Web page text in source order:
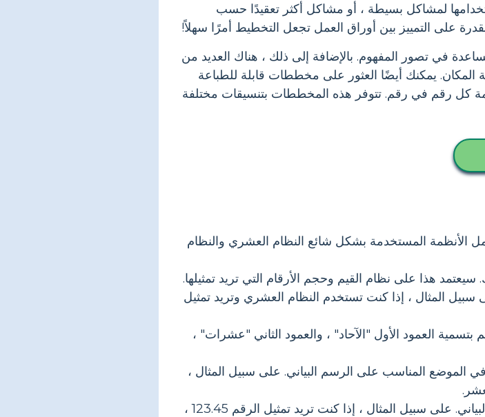
لمشاكل بسيطة ، أو مشاكل أكثر تعقيدًا حسب
على التمييز بين أوراق العمل تجعل التخطيط أمرًا سهلاً!
في تصور المفهوم. بالإضافة إلى ذلك ، هناك العديد من
المكان. يمكنك أيضًا العثور على مخططات قابلة للطباعة
كل رقم في رقم. تتوفر هذه المخططات بتنسيقات مختلفة
الأنظمة المستخدمة بشكل شائع النظام العشري والنظام
هذا على نظام القيم وحجم الأرقام التي تريد تمثيلها.
المثال ، إذا كنت تستخدم النظام العشري وتريد تمثيل
العمود الأول "الآحاد" ، والعمود الثاني "عشرات" ،
المناسب على الرسم البياني. على سبيل المثال ،
املأ أرقام الرقم الذي تريد تمثيله في الأعمدة المناسبة على الرسم البياني. على سبيل المثال ، إذا كنت تريد تمثيل الرقم 123.45 ،